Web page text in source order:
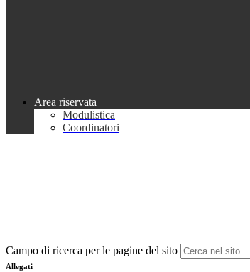
Area riservata
Modulistica
Coordinatori
Campo di ricerca per le pagine del sito
Allegati